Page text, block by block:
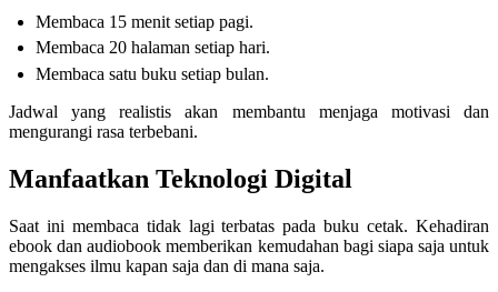
Membaca 15 menit setiap pagi.
Membaca 20 halaman setiap hari.
Membaca satu buku setiap bulan.
Jadwal yang realistis akan membantu menjaga motivasi dan
mengurangi rasa terbebani.
Manfaatkan Teknologi Digital
Saat ini membaca tidak lagi terbatas pada buku cetak. Kehadiran
ebook dan audiobook memberikan kemudahan bagi siapa saja untuk
mengakses ilmu kapan saja dan di mana saja.